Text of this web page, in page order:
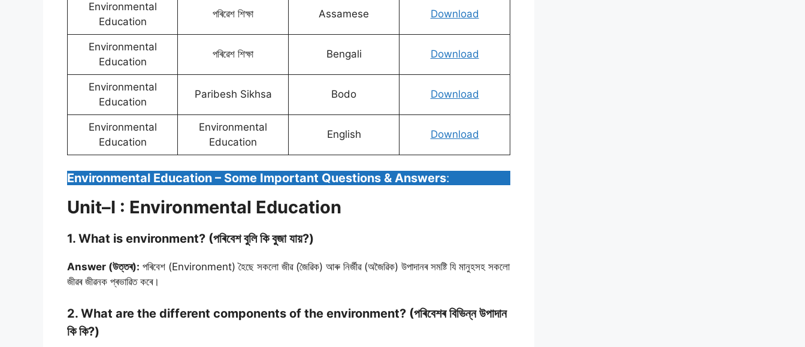
Environmental
Education
পৰিৱেশ শিক্ষা Assamese Download
Environmental
Education
পৰিৱেশ শিক্ষা Bengali Download
Environmental
Education
Paribesh Sikhsa Bodo Download
Environmental
Education
Environmental
Education
English Download
Environmental Education – Some Important Questions & Answers:
Unit–I : Environmental Education
1. What is environment? (পৰিবেশ বুলি কি বুজা যায়?)
Answer (উত্তৰ): পৰিবেশ (Environment) হৈছে সকলো জীৱ (জৈৱিক) আৰু নিৰ্জীৱ (অজৈৱিক) উপাদানৰ সমষ্টি যি মানুহসহ সকলো
জীৱৰ জীৱনক প্ৰভাৱিত কৰে।
2. What are the different components of the environment? (পৰিবেশৰ বিভিন্ন উপাদান
কি কি?)